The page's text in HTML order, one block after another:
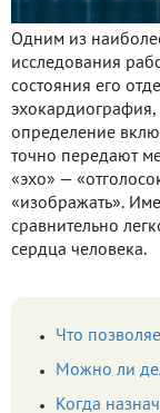
Одним из
исследования
состояния его
эхокардиография,
определение
точно передают
«эхо» —
«изображать».
сравнительно
сердца человека.
Что
Можно ли
Когда